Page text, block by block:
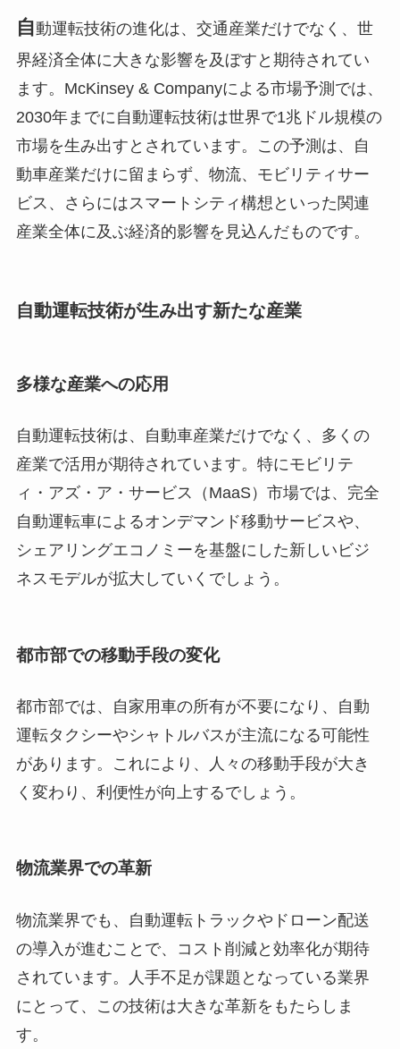
自動運転技術の進化は、交通産業だけでなく、世
界経済全体に大きな影響を及ぼすと期待されてい
ます。McKinsey & Companyによる市場予測では、
2030年までに自動運転技術は世界で1兆ドル規模の
市場を生み出すとされています。この予測は、自
動車産業だけに留まらず、物流、モビリティサー
ビス、さらにはスマートシティ構想といった関連
産業全体に及ぶ経済的影響を見込んだものです。
自動運転技術が生み出す新たな産業
多様な産業への応用
自動運転技術は、自動車産業だけでなく、多くの
産業で活用が期待されています。特にモビリテ
ィ・アズ・ア・サービス（MaaS）市場では、完全
自動運転車によるオンデマンド移動サービスや、
シェアリングエコノミーを基盤にした新しいビジ
ネスモデルが拡大していくでしょう。
都市部での移動手段の変化
都市部では、自家用車の所有が不要になり、自動
運転タクシーやシャトルバスが主流になる可能性
があります。これにより、人々の移動手段が大き
く変わり、利便性が向上するでしょう。
物流業界での革新
物流業界でも、自動運転トラックやドローン配送
の導入が進むことで、コスト削減と効率化が期待
されています。人手不足が課題となっている業界
にとって、この技術は大きな革新をもたらしま
す。